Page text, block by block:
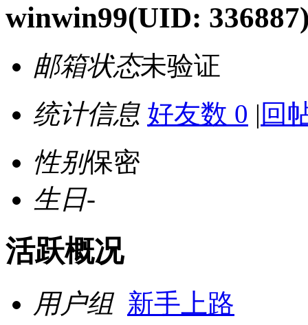
winwin99(UID:
邮箱状态未验证
统计信息 好友数 0 | 回
性别保密
生日-
活跃概况
用户组 新手上路